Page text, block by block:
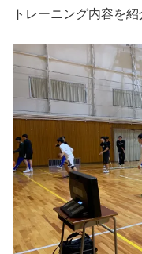
トレーニング内容を紹